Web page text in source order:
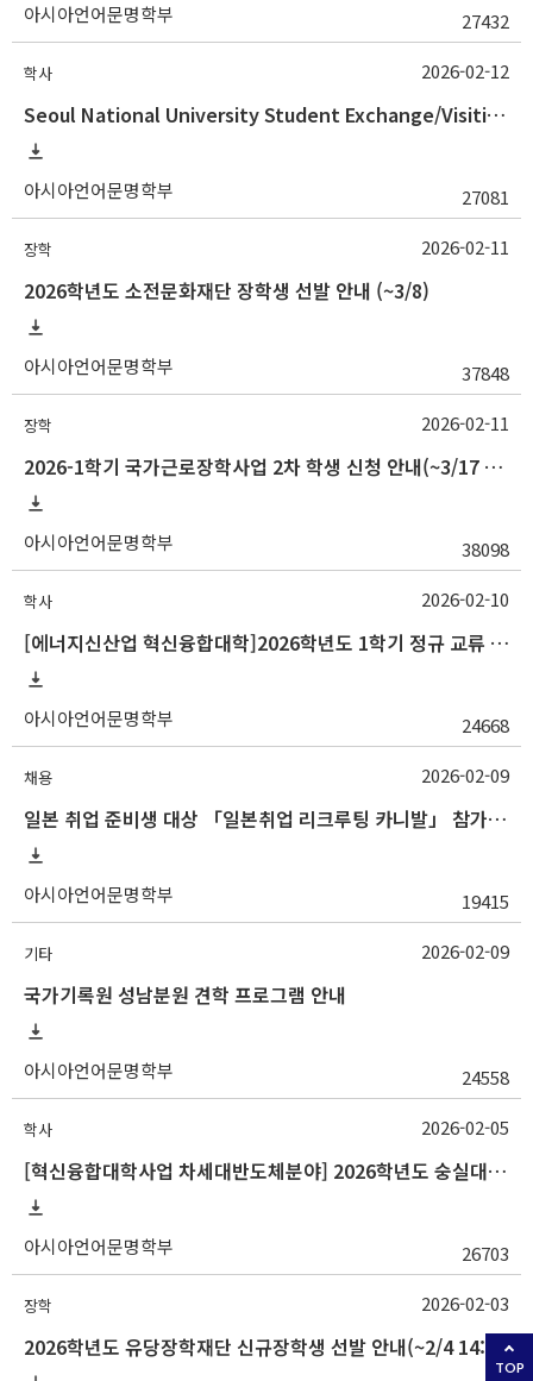
아시아언어문명학부 27432
학사
Seoul National University Student Exchange/Visiting Program Guideline (Fall 2026 Admission) / 2026학년도 2학기 국제교환방문학생 프로그램 선발 절차 안
아시아언어문명학부 27081
2026-02-12
장학
2026학년도 소전문화재단 장학생 선발 안내 (~3/8)
아시아언어문명학부 37848
2026-02-11
장학
2026-1학기 국가근로장학사업 2차 학생 신청 안내(~3/17 18:00)
아시아언어문명학부 38098
2026-02-11
학사
[에너지신산업 혁신융합대학]2026학년도 1학기 정규 교류 수학 안내(경남정보대)
아시아언어문명학부 24668
2026-02-10
채용
일본 취업 준비생 대상 「일본취업 리크루팅 카니발」 참가자 모집 안내
아시아언어문명학부 19415
2026-02-09
기타
국가기록원 성남분원 견학 프로그램 안내
아시아언어문명학부 24558
2026-02-09
학사
[혁신융합대학사업 차세대반도체분야] 2026학년도 숭실대학교 1학기 교류 수학 안내
아시아언어문명학부 26703
2026-02-05
장학 2026-02-03
TOP